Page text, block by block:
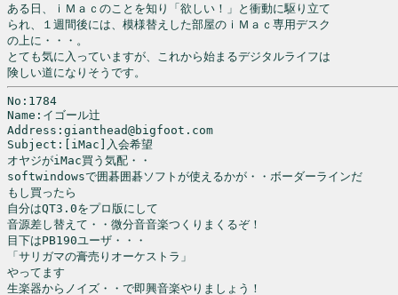
ある日、ｉＭａｃのことを知り「欲しい！」と衝動に駆り立て
られ、１週間後には、模様替えした部屋のｉＭａｃ専用デスク
の上に・・・。
とても気に入っていますが、これから始まるデジタルライフは
険しい道になりそうです。
No:1784
Name:イゴール辻
Address:gianthead@bigfoot.com
Subject:[iMac]入会希望
オヤジがiMac買う気配・・
softwindowsで囲碁囲碁ソフトが使えるかが・・ボーダーラインだ
もし買ったら
自分はQT3.0をプロ版にして
音源差し替えて・・微分音音楽つくりまくるぞ！
目下はPB190ユーザ・・・
「サリガマの膏売りオーケストラ」
やってます